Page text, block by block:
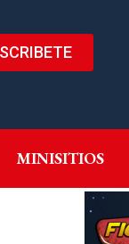
MINISITIOS
MINISITIOS